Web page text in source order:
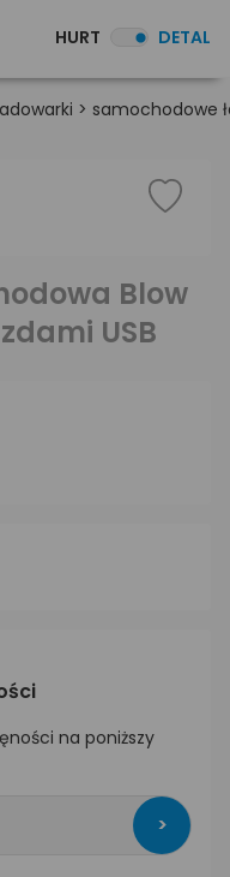
HURT DETAL
> samochodowe
Blow
USB
na poniższy
>